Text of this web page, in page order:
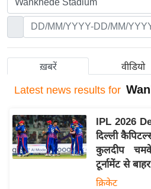
र
ष्ट्री
अं
र्रा
ष्ट्री
य
ख़बरें वीडियो
Latest news results for
IPL 2026
दिल्ली
कुलदीप
टूर्नामेंट से बाहर
क्रिकेट